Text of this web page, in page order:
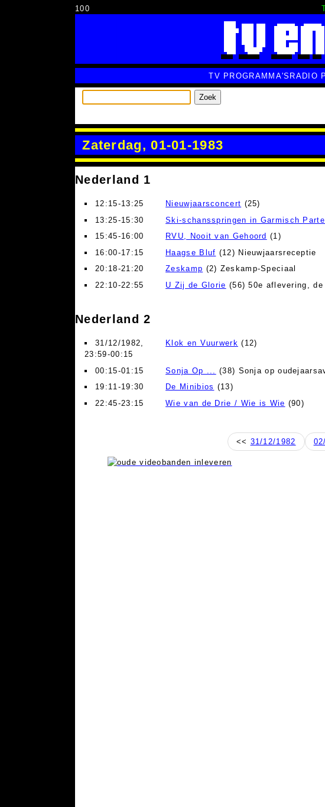
100
TV PROGRAMMA'S RADIO
Zoek
Zaterdag, 01-01-1983
Nederland 1
12:15-13:25 Nieuwjaarsconcert (25)
13:25-15:30
Ski-schansspringen in Garmisch
15:45-16:00
RVU, Nooit van Gehoord (1)
16:00-17:15
Haagse Bluf (12) Nieuwjaarsreceptie
20:18-21:20
Zeskamp (2) Zeskamp-Speciaal
22:10-22:55
U Zij de Glorie (56) 50e aflevering,
Nederland 2
31/12/1982,
23:59-00:15
Klok en Vuurwerk (12)
00:15-01:15 Sonja Op ...
(38) Sonja op
19:11-19:30
De Minibios (13)
22:45-23:15
Wie van de Drie / Wie is Wie (90)
<< 31/12/1982